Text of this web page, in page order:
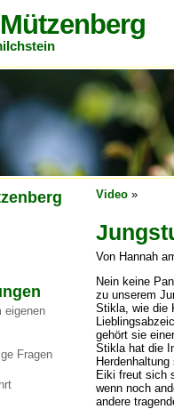
eigenen
Fragen
Video »
Von Hannah
Nein keine
zu unserem
Stikla, wie die
gehört sie
Stikla hat die
Eiki freut sich
wenn noch
andere